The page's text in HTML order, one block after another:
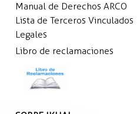
Manual de Derechos ARCO
Lista de Terceros Vinculados
Legales
Libro de reclamaciones